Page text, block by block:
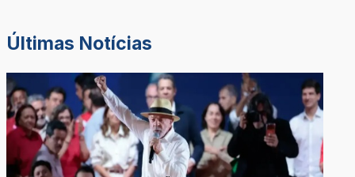
Últimas Notícias